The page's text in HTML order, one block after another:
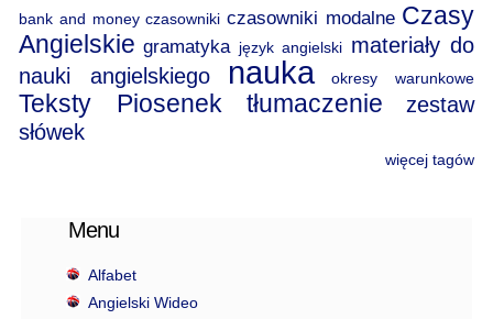
bank and money czasowniki czasowniki modalne Czasy
Angielskie gramatyka język angielski materiały do
nauki angielskiego
nauka okresy warunkowe
Teksty Piosenek tłumaczenie
zestaw
słówek
więcej tagów
Menu
Alfabet
Angielski Wideo